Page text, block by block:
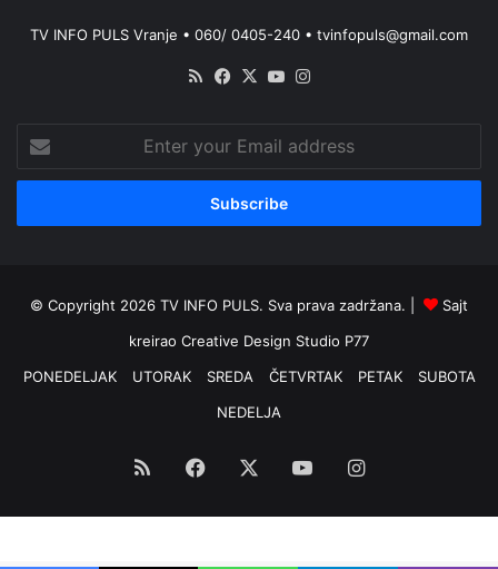
TV INFO PULS Vranje • 060/ 0405-240 • tvinfopuls@gmail.com
RSS Facebook
X YouTube
your
Email
© Copyright 2026 TV INFO PULS. Sva prava zadržana. |
Sajt
kreirao Creative Design Studio P77
PONEDELJAK
UTORAK SREDA ČETVRTAK PETAK
SUBOTA
NEDELJA
RSS Facebook YouTubeInstagram